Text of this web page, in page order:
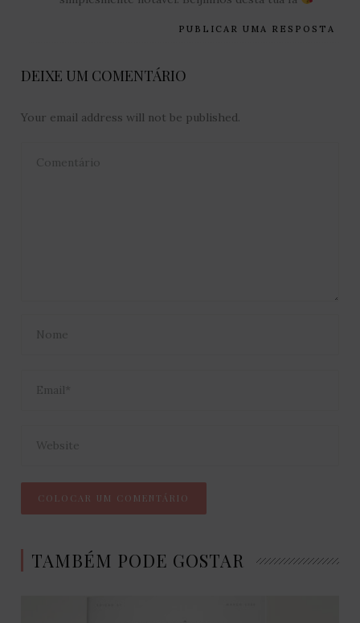
PUBLICAR UMA RESPOSTA
DEIXE UM COMENTÁRIO
Your email address will not be published.
TAMBÉM PODE GOSTAR